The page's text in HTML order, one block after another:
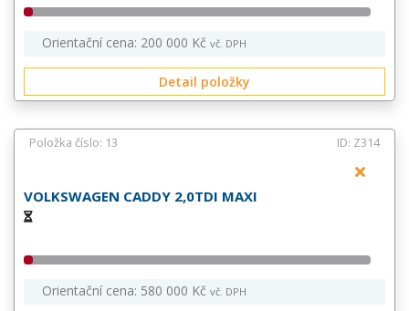
Orientační cena: 200 000 Kč vč. DPH
Detail položky
Položka číslo: 13 ID: Z314
VOLKSWAGEN CADDY 2,0TDI MAXI
Orientační cena: 580 000 Kč vč. DPH